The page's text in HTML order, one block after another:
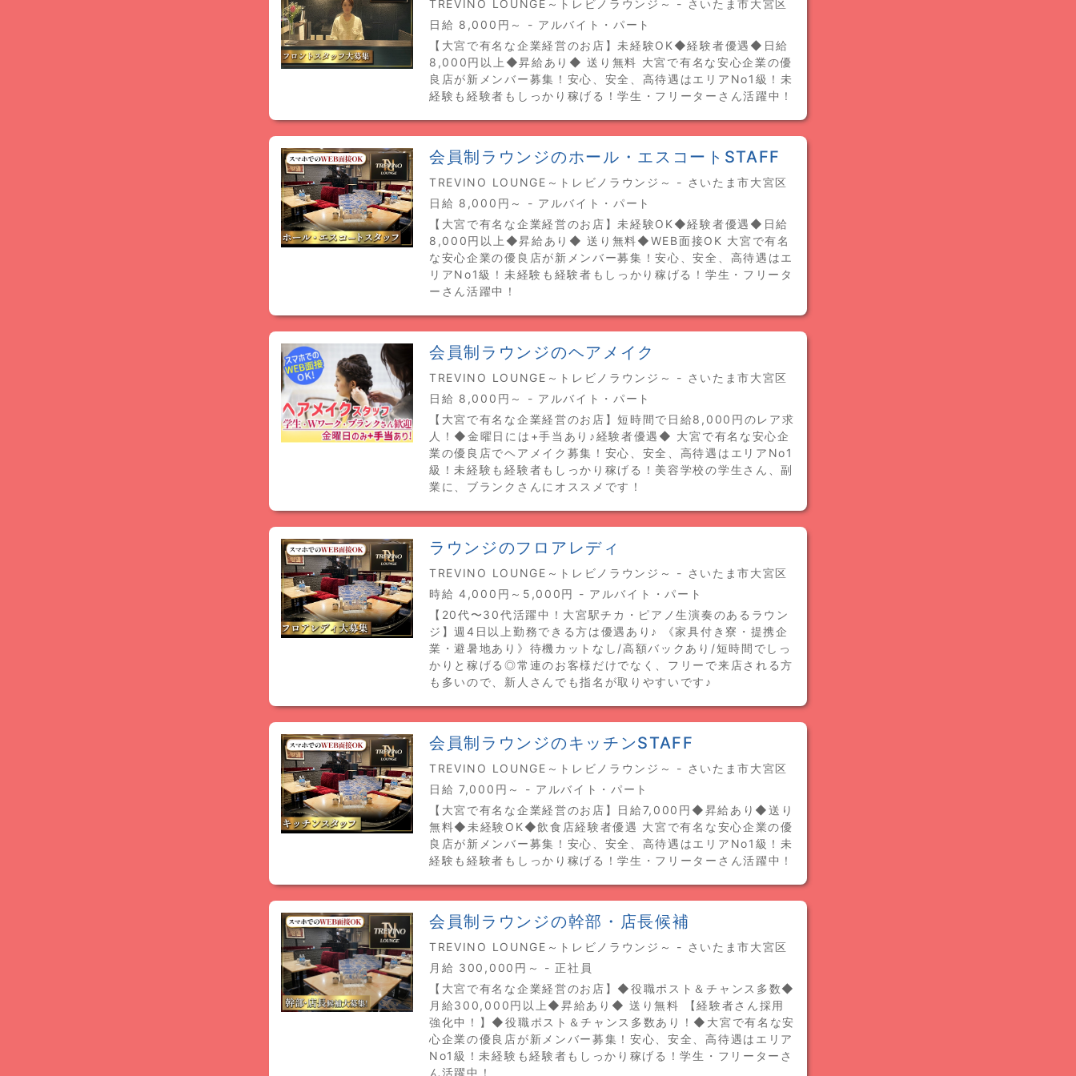
TREVINO LOUNGE～トレビノラウンジ～ - さいたま市大宮区
日給 8,000円～ - アルバイト・パート
【大宮で有名な企業経営のお店】未経験OK◆経験者優遇◆日給
8,000円以上◆昇給あり◆ 送り無料 大宮で有名な安心企業の優
良店が新メンバー募集！安心、安全、高待遇はエリアNo1級！未
経験も経験者もしっかり稼げる！学生・フリーターさん活躍中！
会員制ラウンジのホール・エスコートSTAFF
TREVINO LOUNGE～トレビノラウンジ～ - さいたま市大宮区
日給 8,000円～ - アルバイト・パート
【大宮で有名な企業経営のお店】未経験OK◆経験者優遇◆日給
8,000円以上◆昇給あり◆ 送り無料◆WEB面接OK 大宮で有名
な安心企業の優良店が新メンバー募集！安心、安全、高待遇はエ
リアNo1級！未経験も経験者もしっかり稼げる！学生・フリータ
ーさん活躍中！
会員制ラウンジのヘアメイク
TREVINO LOUNGE～トレビノラウンジ～ - さいたま市大宮区
日給 8,000円～ - アルバイト・パート
【大宮で有名な企業経営のお店】短時間で日給8,000円のレア求
人！◆金曜日には+手当あり♪経験者優遇◆ 大宮で有名な安心企
業の優良店でヘアメイク募集！安心、安全、高待遇はエリアNo1
級！未経験も経験者もしっかり稼げる！美容学校の学生さん、副
業に、ブランクさんにオススメです！
ラウンジのフロアレディ
TREVINO LOUNGE～トレビノラウンジ～ - さいたま市大宮区
時給 4,000円～5,000円 - アルバイト・パート
【20代〜30代活躍中！大宮駅チカ・ピアノ生演奏のあるラウン
ジ】週4日以上勤務できる方は優遇あり♪ 《家具付き寮・提携企
業・避暑地あり》待機カットなし/高額バックあり/短時間でしっ
かりと稼げる◎常連のお客様だけでなく、フリーで来店される方
も多いので、新人さんでも指名が取りやすいです♪
会員制ラウンジのキッチンSTAFF
TREVINO LOUNGE～トレビノラウンジ～ - さいたま市大宮区
日給 7,000円～ - アルバイト・パート
【大宮で有名な企業経営のお店】日給7,000円◆昇給あり◆送り
無料◆未経験OK◆飲食店経験者優遇 大宮で有名な安心企業の優
良店が新メンバー募集！安心、安全、高待遇はエリアNo1級！未
経験も経験者もしっかり稼げる！学生・フリーターさん活躍中！
会員制ラウンジの幹部・店長候補
TREVINO LOUNGE～トレビノラウンジ～ - さいたま市大宮区
月給 300,000円～ - 正社員
【大宮で有名な企業経営のお店】◆役職ポスト＆チャンス多数◆
月給300,000円以上◆昇給あり◆ 送り無料 【経験者さん採用
強化中！】◆役職ポスト＆チャンス多数あり！◆大宮で有名な安
心企業の優良店が新メンバー募集！安心、安全、高待遇はエリア
No1級！未経験も経験者もしっかり稼げる！学生・フリーターさ
ん活躍中！